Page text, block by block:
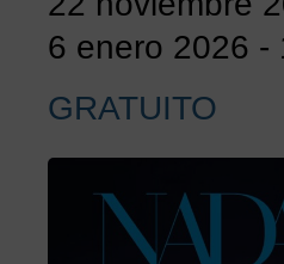
6 enero 2026 -
GRATUITO